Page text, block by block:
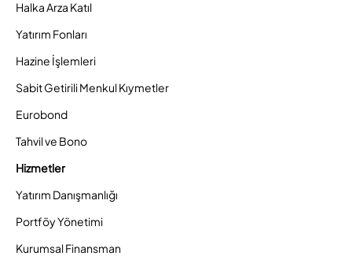
Halka Arza Katıl
Yatırım Fonları
Hazine İşlemleri
Sabit Getirili Menkul Kıymetler
Eurobond
Tahvil ve Bono
Hizmetler
Yatırım Danışmanlığı
Portföy Yönetimi
Kurumsal Finansman